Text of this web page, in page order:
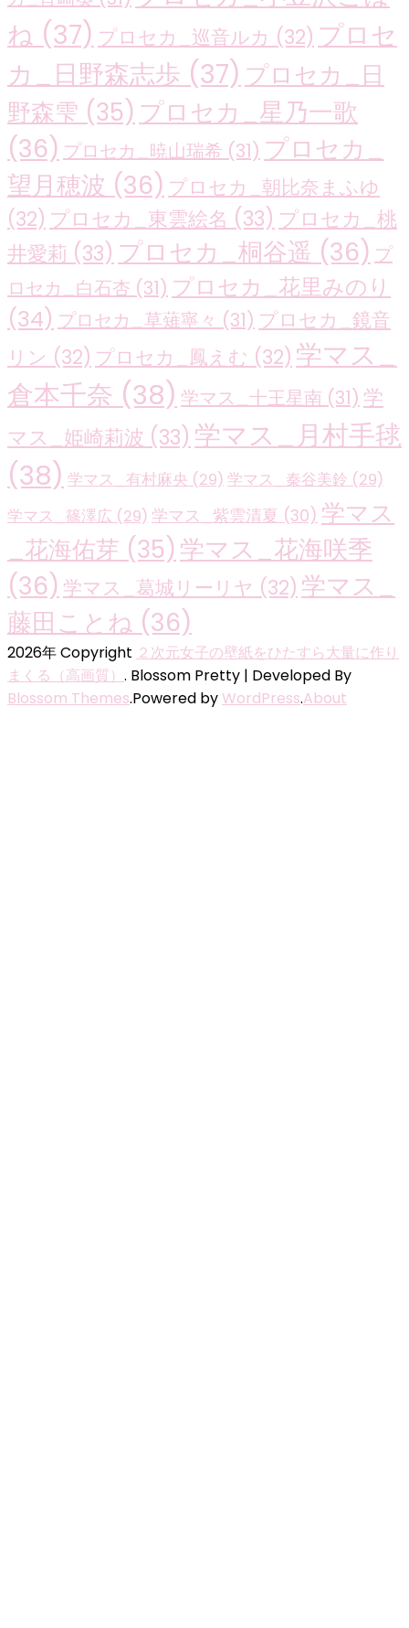
ね (37) プロセカ_巡音ルカ (32) プロセ
カ_日野森志歩 (37) プロセカ_日
野森雫 (35) プロセカ_星乃一歌
(36) プロセカ_暁山瑞希 (31) プロセカ_
望月穂波 (36) プロセカ_朝比奈まふゆ
(32) プロセカ_東雲絵名 (33) プロセカ_桃
井愛莉 (33) プロセカ_桐谷遥 (36) プ
ロセカ_白石杏 (31) プロセカ_花里みのり
(34) プロセカ_草薙寧々 (31) プロセカ_鏡音
リン (32) プロセカ_鳳えむ (32) 学マス_
倉本千奈 (38) 学マス_十王星南 (31) 学
マス_姫崎莉波 (33) 学マス_月村手毬
(38) 学マス_有村麻央 (29) 学マス_秦谷美鈴 (29)
学マス_篠澤広 (29) 学マス_紫雲清夏 (30) 学マス
_花海佑芽 (35) 学マス_花海咲季
(36) 学マス_葛城リーリヤ (32) 学マス_
藤田ことね (36)
2026年 Copyright ２次元女子の壁紙をひたすら大量に作り
まくる（高画質） . Blossom Pretty | Developed By
Blossom Themes.Powered byWordPress.About